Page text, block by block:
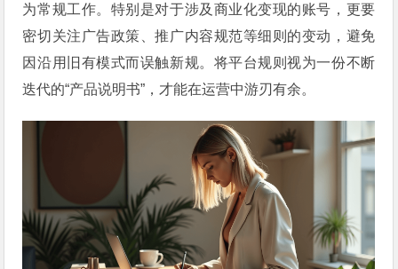
为常规工作。特别是对于涉及商业化变现的账号，更要
密切关注广告政策、推广内容规范等细则的变动，避免
因沿用旧有模式而误触新规。将平台规则视为一份不断
迭代的“产品说明书”，才能在运营中游刃有余。